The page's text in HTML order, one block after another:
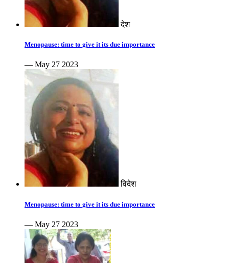
देश
Menopause: time to give it its due importance
— May 27 2023
विदेश
Menopause: time to give it its due importance
— May 27 2023